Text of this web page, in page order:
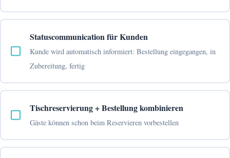
Statuscommunication für Kunden
Kunde wird automatisch informiert: Bestellung eingegangen, in
Zubereitung, fertig
Tischreservierung + Bestellung kombinieren
Gäste können schon beim Reservieren vorbestellen